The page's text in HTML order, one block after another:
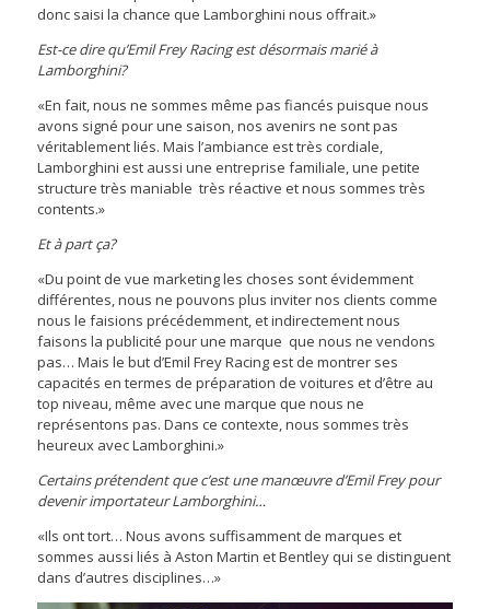
donc saisi la chance que Lamborghini nous offrait.»
Est-ce dire qu’Emil Frey Racing est désormais marié à
Lamborghini?
«En fait, nous ne sommes même pas fiancés puisque nous
avons signé pour une saison, nos avenirs ne sont pas
véritablement liés. Mais l’ambiance est très cordiale,
Lamborghini est aussi une entreprise familiale, une petite
structure très maniable très réactive et nous sommes très
contents.»
Et à part ça?
«Du point de vue marketing les choses sont évidemment
différentes, nous ne pouvons plus inviter nos clients comme
nous le faisions précédemment, et indirectement nous
faisons la publicité pour une marque que nous ne vendons
pas… Mais le but d’Emil Frey Racing est de montrer ses
capacités en termes de préparation de voitures et d’être au
top niveau, même avec une marque que nous ne
représentons pas. Dans ce contexte, nous sommes très
heureux avec Lamborghini.»
Certains prétendent que c’est une manœuvre d’Emil Frey pour
devenir importateur Lamborghini…
«Ils ont tort… Nous avons suffisamment de marques et
sommes aussi liés à Aston Martin et Bentley qui se distinguent
dans d’autres disciplines…»